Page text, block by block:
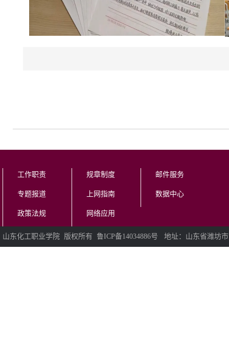
工作职责
专题报道
政策法规
规章制度
上网指南
网络应用
邮件服务
数据中心
山东化工职业学院 版权所有 鲁ICP备14034886号 地址：山东省潍坊